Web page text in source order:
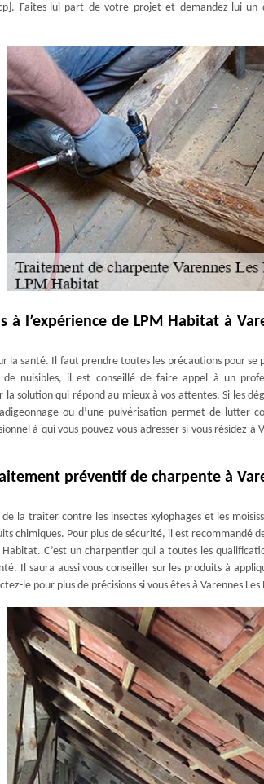
Faites-lui part de votre projet et demandez-lui un
l’expérience de LPM Habitat à
la santé. Il faut prendre toutes les précautions pour se
nuisibles, il est conseillé de faire appel à un
solution qui répond au mieux à vos attentes. Si les
ou d’une pulvérisation permet de lutter
à qui vous pouvez vous adresser si vous résidez à
préventif de charpente à
la traiter contre les insectes xylophages et les
chimiques. Pour plus de sécurité, il est recommandé
C’est un charpentier qui a toutes les
Il saura aussi vous conseiller sur les produits à
le pour plus de précisions si vous êtes à Varennes Les